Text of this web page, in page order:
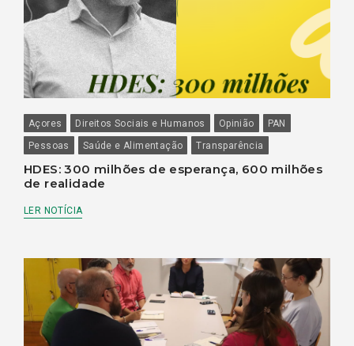
Açores Direitos Sociais e Humanos Opinião
PAN
Pessoas
Saúde e Alimentação Transparência
HDES: 300 milhões de esperança, 600 milhões
de realidade
LER NOTÍCIA